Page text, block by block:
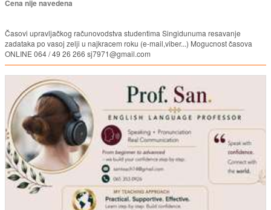
Cena nije navedena
Časovi upravljačkog računovodstva studentima Singidunuma resavanje
zadataka po vasoj zelji u najkracem roku (e-mail,viber...) Mogucnost časova
ONLINE 064 / 49 26 266 sj7971@gmail.com